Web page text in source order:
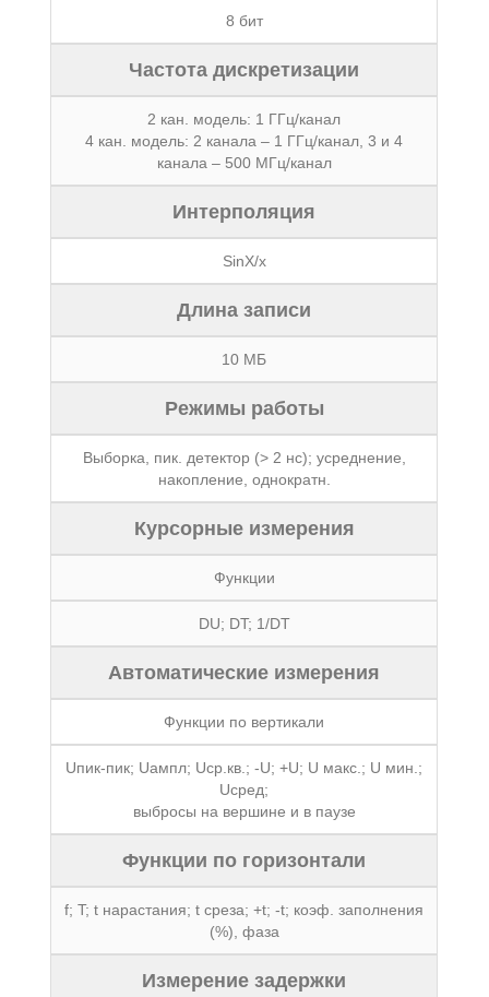
8 бит
Частота дискретизации
2 кан. модель: 1 ГГц/канал
4 кан. модель: 2 канала – 1 ГГц/канал, 3 и 4
канала – 500 МГц/канал
Интерполяция
SinX/x
Длина записи
10 МБ
Режимы работы
Выборка, пик. детектор (> 2 нс); усреднение,
накопление, однократн.
Курсорные измерения
Функции
DU; DT; 1/DT
Автоматические измерения
Функции по вертикали
Uпик-пик; Uампл; Uср.кв.; -U; +U; U макс.; U мин.;
Uсред;
выбросы на вершине и в паузе
Функции по горизонтали
f; T; t нарастания; t среза; +t; -t; коэф. заполнения
(%), фаза
Измерение задержки